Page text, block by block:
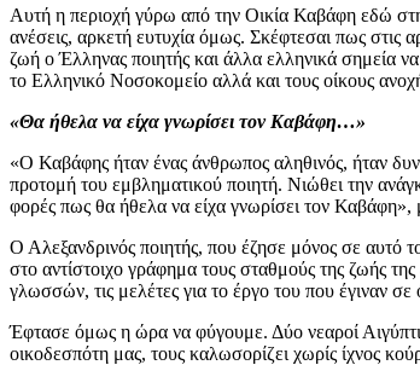
Αυτή η περιοχή γύρω από την Οικία Καβάφη εδώ στη
ανέσεις, αρκετή ευτυχία όμως. Σκέφτεσαι πως στις
ζωή ο Έλληνας ποιητής και άλλα ελληνικά σημεία
το Ελληνικό Νοσοκομείο αλλά και τους οίκους
«Θα ήθελα να είχα γνωρίσει τον Καβάφη…»
«Ο Καβάφης ήταν ένας άνθρωπος αληθινός, ήταν
προτομή του εμβληματικού ποιητή. Νιώθει την
φορές πως θα ήθελα να είχα γνωρίσει τον Καβάφη»,
Ο Αλεξανδρινός ποιητής, που έζησε μόνος σε αυτό
στο αντίστοιχο γράφημα τους σταθμούς της ζωής
γλωσσών, τις μελέτες για το έργο του που έγιναν
Έφτασε όμως η ώρα να φύγουμε. Δύο νεαροί
οικοδεσπότη μας, τους καλωσορίζει χωρίς ίχνος